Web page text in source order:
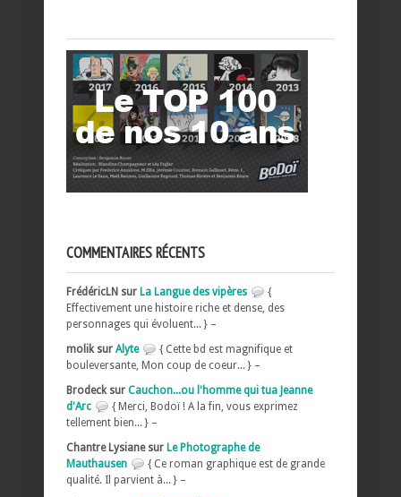
COMMENTAIRES RÉCENTS
FrédéricLN sur La Langue des vipères
{
Effectivement une histoire riche et dense, des
personnages qui évoluent... } –
molik sur Alyte
{ Cette bd est magnifique et
bouleversante, Mon coup de coeur... } –
Brodeck sur Cauchon...ou l'homme qui tua Jeanne
d'Arc
{ Merci, Bodoï ! A la fin, vous exprimez
tellement bien... } –
Chantre Lysiane sur Le Photographe de
Mauthausen
{ Ce roman graphique est de grande
qualité. Il parvient à... } –